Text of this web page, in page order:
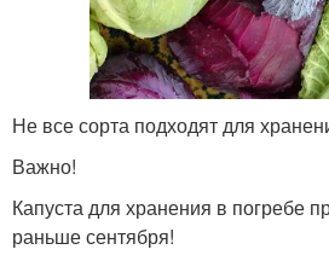
Не все сорта подходят для
Важно!
Капуста для хранения в погребе
раньше сентября!